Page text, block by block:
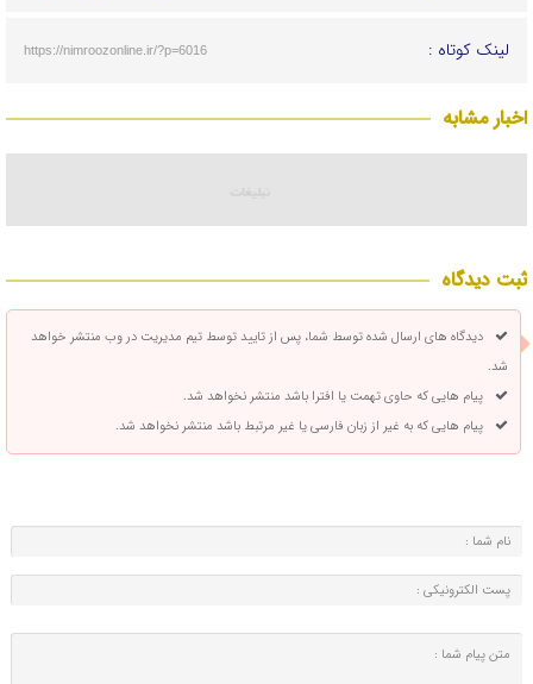
لینک کوتاه : https://nimroozonline.ir/?p=6016
اخبار مشابه
ثبت دیدگاه
دیدگاه های ارسال شده توسط شما، پس از تایید توسط تیم مدیریت در وب منتشر خواهد
شد.
پیام هایی که حاوی تهمت یا افترا باشد منتشر نخواهد شد.
پیام هایی که به غیر از زبان فارسی یا غیر مرتبط باشد منتشر نخواهد شد.